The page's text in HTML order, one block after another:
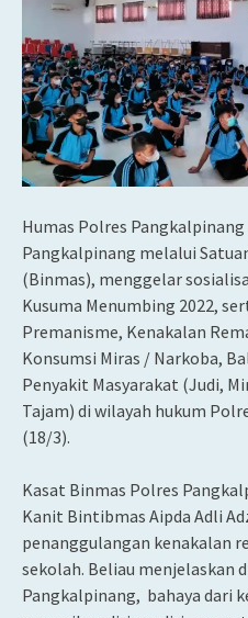
Humas Polres
Pangkalpinang melalui
(Binmas), menggelar
Kusuma Menumbing 2022,
Premanisme, Kenakalan
Konsumsi Miras / Narkoba,
Penyakit Masyarakat (Judi,
Tajam) di wilayah hukum
(18/3).
Kasat Binmas Polres
Kanit Bintibmas Aipda Adli
penanggulangan kenakalan
sekolah. Beliau menjelaskan
Pangkalpinang, bahaya dari